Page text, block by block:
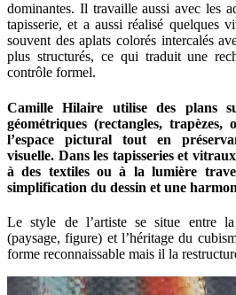
dominantes. Il travaille aussi avec les
tapisserie, et a aussi réalisé quelques
souvent des aplats colorés intercalés
plus structurés, ce qui traduit une
contrôle formel.
Camille Hilaire utilise des plans
géométriques (rectangles, trapèzes,
l’espace pictural tout en
visuelle. Dans les tapisseries et
à des textiles ou à la lumière
simplification du dessin et une
Le style de l’artiste se situe entre
(paysage, figure) et l’héritage du
forme reconnaissable mais il la